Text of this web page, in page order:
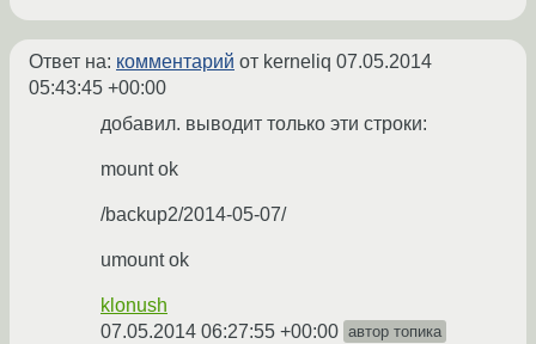
Ответ на: комментарий от kerneliq 07.05.2014
05:43:45 +00:00
добавил. выводит только эти строки:
mount ok
/backup2/2014-05-07/
umount ok
klonush
07.05.2014 06:27:55 +00:00 автор топика